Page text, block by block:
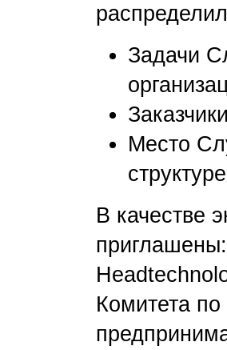
Задачи
Место
В качестве
Комитета